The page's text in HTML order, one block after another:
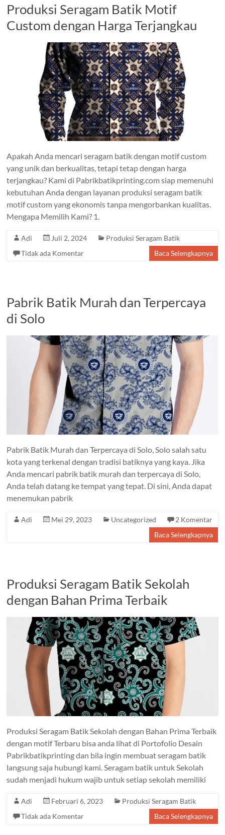
Produksi Seragam Batik Motif
Custom dengan Harga Terjangkau
Apakah Anda mencari seragam batik dengan motif custom
yang unik dan berkualitas, tetapi tetap dengan harga
terjangkau? Kami di Pabrikbatikprinting.com siap memenuhi
kebutuhan Anda dengan layanan produksi seragam batik
motif custom yang ekonomis tanpa mengorbankan kualitas.
Mengapa Memilih Kami? 1.
Adi Juli 2, 2024
Produksi Seragam Batik
Tidak ada Komentar
Baca Selengkapnya
Pabrik Batik Murah dan Terpercaya
di Solo
Pabrik Batik Murah dan Terpercaya di Solo, Solo salah satu
kota yang terkenal dengan tradisi batiknya yang kaya. Jika
Anda mencari pabrik batik murah dan terpercaya di Solo,
Anda telah datang ke tempat yang tepat. Di sini, Anda dapat
menemukan pabrik
Adi Mei 29, 2023 Uncategorized
2 Komentar
Baca Selengkapnya
Produksi Seragam Batik Sekolah
dengan Bahan Prima Terbaik
Produksi Seragam Batik Sekolah dengan Bahan Prima Terbaik
dengan motif Terbaru bisa anda lihat di Portofolio Desain
Pabrikbatikprinting dan bila ingin membuat seragam batik
langsung saja hubungi kami. Seragam batik untuk Sekolah
sudah menjadi hukum wajib untuk setiap sekolah memiliki
Adi Februari 6, 2023
Produksi Seragam Batik
Tidak ada Komentar
Baca Selengkapnya